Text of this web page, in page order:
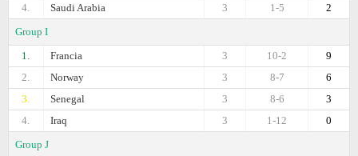
4.
Saudi Arabia 2
1-5
3
Group I
1.
Francia 9
10-2
3
2.
Norway 6
8-7
3
3.
Senegal 3
8-6
3
4.
Iraq 0
1-12
3
Group J